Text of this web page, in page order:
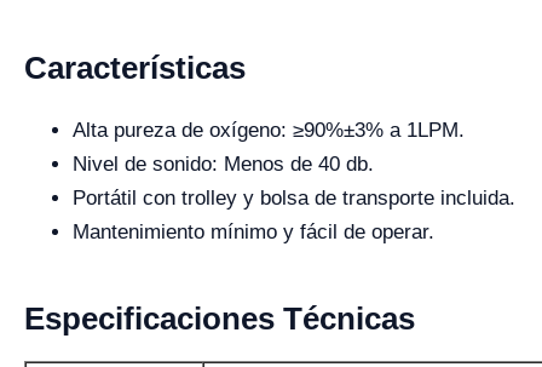
Características
Alta pureza de oxígeno: ≥90%±3% a 1LPM.
Nivel de sonido: Menos de 40 db.
Portátil con trolley y bolsa de transporte incluida.
Mantenimiento mínimo y fácil de operar.
Especificaciones Técnicas